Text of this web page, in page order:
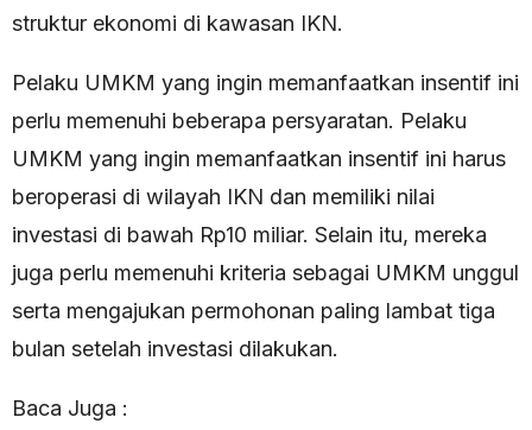
struktur ekonomi di kawasan IKN.
Pelaku UMKM yang ingin memanfaatkan insentif ini
perlu memenuhi beberapa persyaratan. Pelaku
UMKM yang ingin memanfaatkan insentif ini harus
beroperasi di wilayah IKN dan memiliki nilai
investasi di bawah Rp10 miliar. Selain itu, mereka
juga perlu memenuhi kriteria sebagai UMKM unggul
serta mengajukan permohonan paling lambat tiga
bulan setelah investasi dilakukan.
Baca Juga :